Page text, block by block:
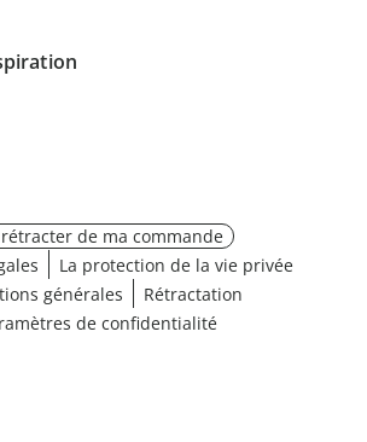
de ma commande
La protection de la vie privée
générales
Rétractation
de confidentialité